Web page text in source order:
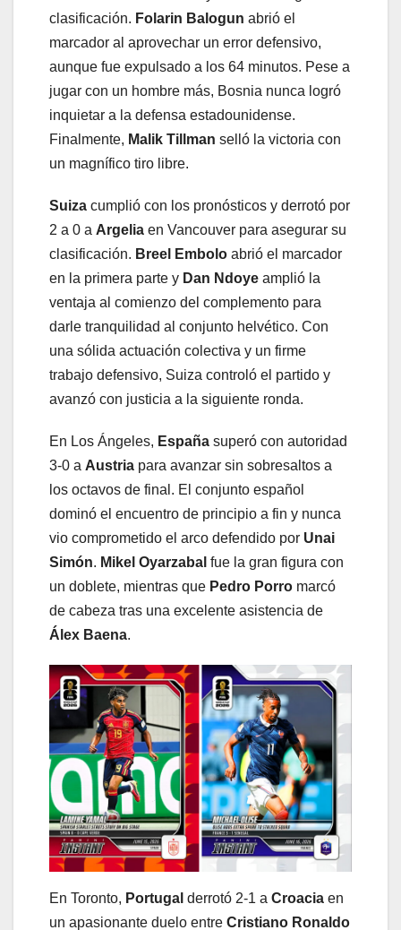
clasificación. Folarin Balogun abrió el
marcador al aprovechar un error defensivo,
aunque fue expulsado a los 64 minutos. Pese a
jugar con un hombre más, Bosnia nunca logró
inquietar a la defensa estadounidense.
Finalmente, Malik Tillman selló la victoria con
un magnífico tiro libre.
Suiza cumplió con los pronósticos y derrotó por
2 a 0 a Argelia en Vancouver para asegurar su
clasificación. Breel Embolo abrió el marcador
en la primera parte y Dan Ndoye amplió la
ventaja al comienzo del complemento para
darle tranquilidad al conjunto helvético. Con
una sólida actuación colectiva y un firme
trabajo defensivo, Suiza controló el partido y
avanzó con justicia a la siguiente ronda.
En Los Ángeles, España superó con autoridad
3-0 a Austria para avanzar sin sobresaltos a
los octavos de final. El conjunto español
dominó el encuentro de principio a fin y nunca
vio comprometido el arco defendido por Unai
Simón. Mikel Oyarzabal fue la gran figura con
un doblete, mientras que Pedro Porro marcó
de cabeza tras una excelente asistencia de
Álex Baena.
En Toronto, Portugal derrotó 2-1 a Croacia en
un apasionante duelo entre Cristiano Ronaldo